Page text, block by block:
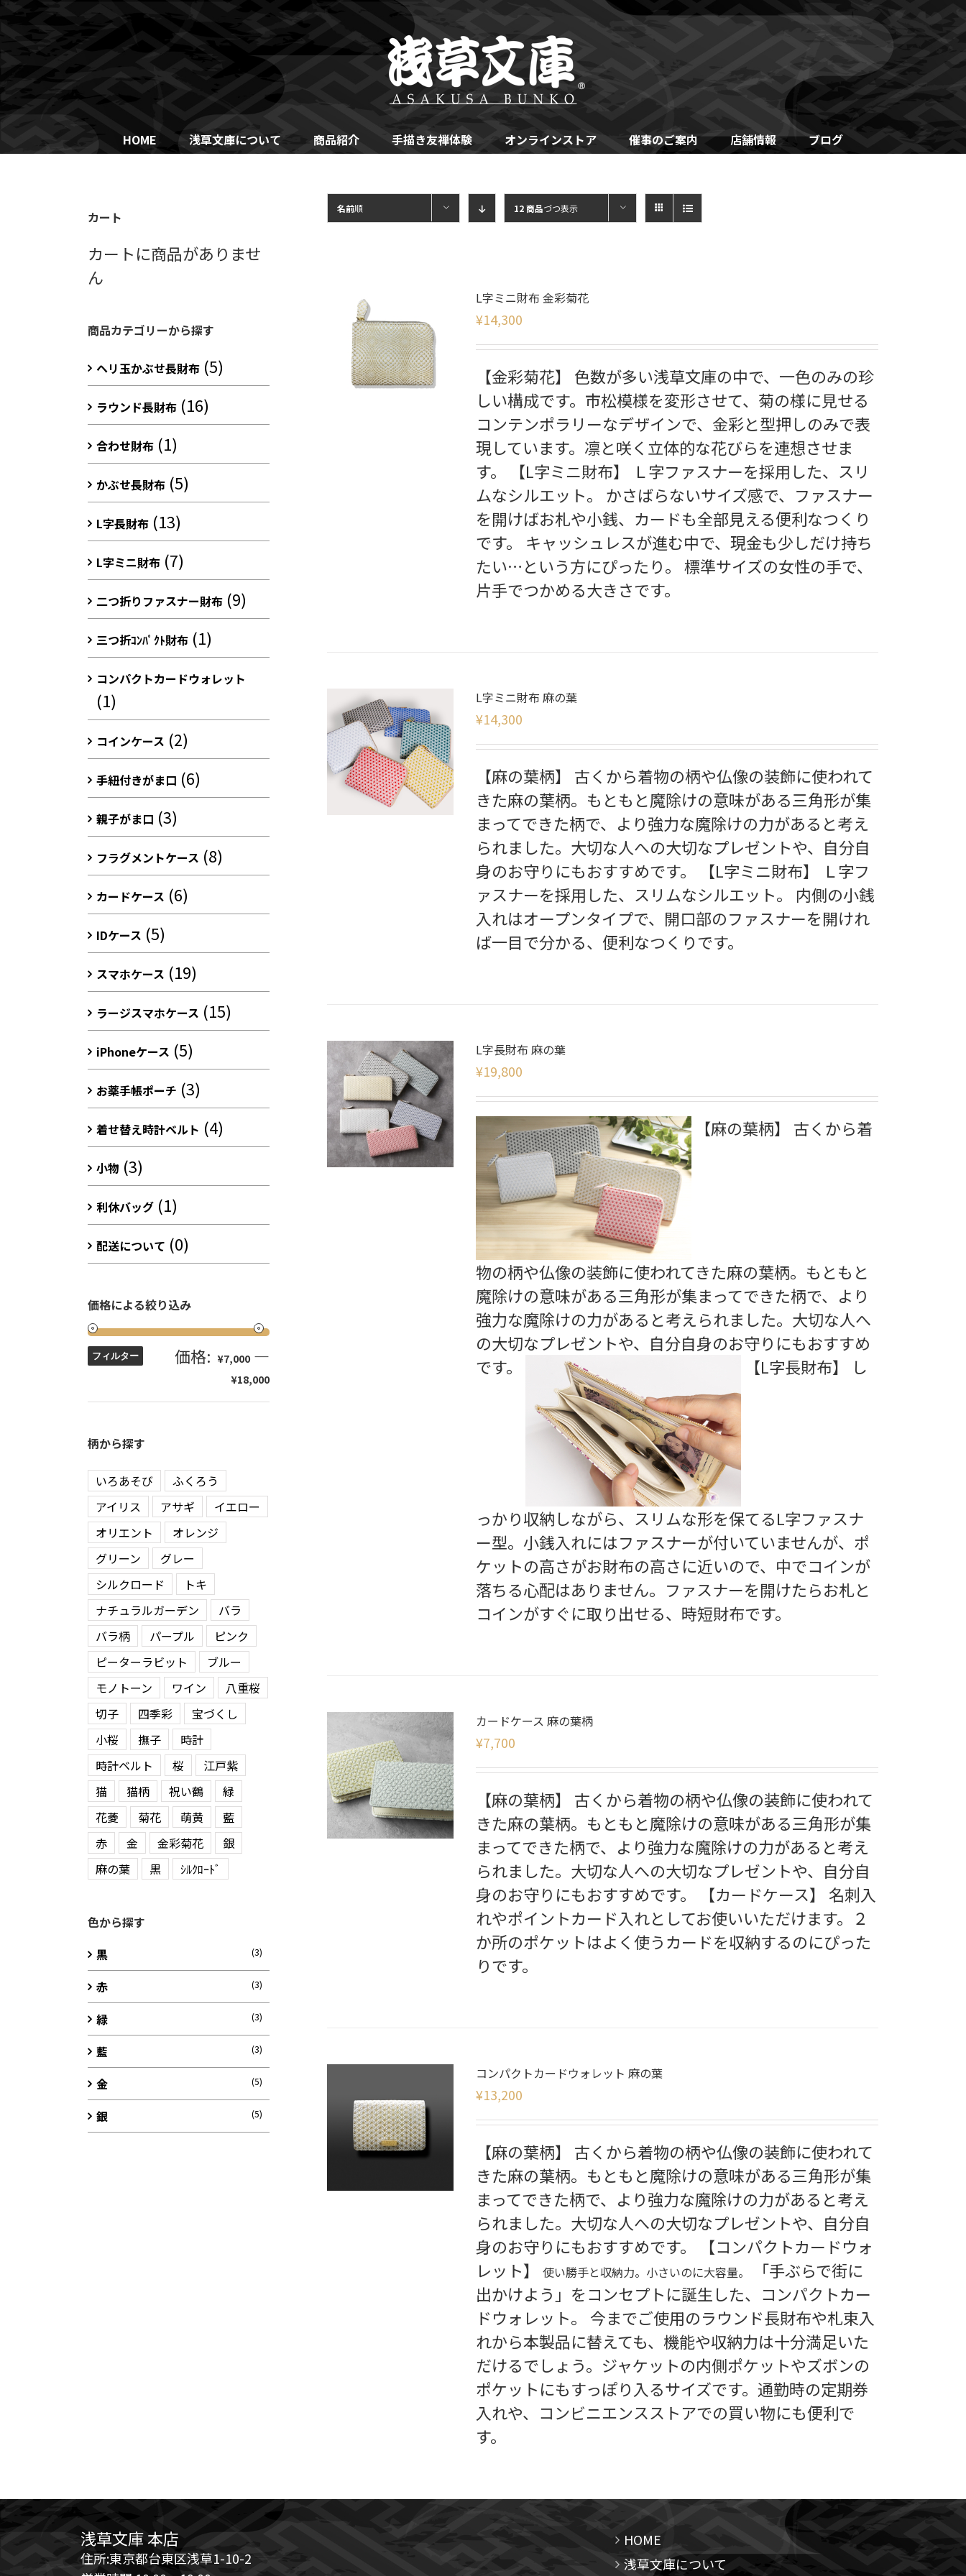
Skip
to
content
HOME 浅草文庫について 商品紹介 手描き友禅体験 オンラインストア 催事のご案内 店舗情報 ブログ
名前順 12 商品づつ表示
L字ミニ財布 金彩菊花
¥14,300
【金彩菊花】 色数が多い浅草文庫の中で、一色のみの珍
しい構成です。市松模様を変形させて、菊の様に見せる
コンテンポラリーなデザインで、金彩と型押しのみで表
現しています。凛と咲く立体的な花びらを連想させま
す。 【L字ミニ財布】 Ｌ字ファスナーを採用した、スリ
ムなシルエット。 かさばらないサイズ感で、ファスナー
を開けばお札や小銭、カードも全部見える便利なつくり
です。 キャッシュレスが進む中で、現金も少しだけ持ち
たい…という方にぴったり。 標準サイズの女性の手で、
片手でつかめる大きさです。
L字ミニ財布 麻の葉
¥14,300
【麻の葉柄】 古くから着物の柄や仏像の装飾に使われて
きた麻の葉柄。もともと魔除けの意味がある三角形が集
まってできた柄で、より強力な魔除けの力があると考え
られました。大切な人への大切なプレゼントや、自分自
身のお守りにもおすすめです。 【L字ミニ財布】 Ｌ字フ
ァスナーを採用した、スリムなシルエット。 内側の小銭
入れはオープンタイプで、開口部のファスナーを開けれ
ば一目で分かる、便利なつくりです。
L字長財布 麻の葉
¥19,800
【麻の葉柄】 古くから着
物の柄や仏像の装飾に使われてきた麻の葉柄。もともと
魔除けの意味がある三角形が集まってできた柄で、より
強力な魔除けの力があると考えられました。大切な人へ
の大切なプレゼントや、自分自身のお守りにもおすすめ
です。
【L字長財布】 し
っかり収納しながら、スリムな形を保てるL字ファスナ
ー型。小銭入れにはファスナーが付いていませんが、ポ
ケットの高さがお財布の高さに近いので、中でコインが
落ちる心配はありません。ファスナーを開けたらお札と
コインがすぐに取り出せる、時短財布です。
カードケース 麻の葉柄
¥7,700
【麻の葉柄】 古くから着物の柄や仏像の装飾に使われて
きた麻の葉柄。もともと魔除けの意味がある三角形が集
まってできた柄で、より強力な魔除けの力があると考え
られました。大切な人への大切なプレゼントや、自分自
身のお守りにもおすすめです。 【カードケース】 名刺入
れやポイントカード入れとしてお使いいただけます。２
か所のポケットはよく使うカードを収納するのにぴった
りです。
コンパクトカードウォレット 麻の葉
¥13,200
【麻の葉柄】 古くから着物の柄や仏像の装飾に使われて
きた麻の葉柄。もともと魔除けの意味がある三角形が集
まってできた柄で、より強力な魔除けの力があると考え
られました。大切な人への大切なプレゼントや、自分自
身のお守りにもおすすめです。 【コンパクトカードウォ
レット】使い勝手と収納力。小さいのに大容量。
「手ぶらで街に
出かけよう」をコンセプトに誕生した、コンパクトカー
ドウォレット。 今までご使用のラウンド長財布や札束入
れから本製品に替えても、機能や収納力は十分満足いた
だけるでしょう。ジャケットの内側ポケットやズボンの
ポケットにもすっぽり入るサイズです。通勤時の定期券
入れや、コンビニエンスストアでの買い物にも便利で
す。
カート
カートに商品がありませ
ん
商品カテゴリーから探す
ヘリ玉かぶせ長財布 (5)
ラウンド長財布 (16)
合わせ財布 (1)
かぶせ長財布 (5)
L字長財布 (13)
L字ミニ財布 (7)
二つ折りファスナー財布 (9)
三つ折ｺﾝﾊﾟｸﾄ財布 (1)
コンパクトカードウォレット
(1)
コインケース (2)
手紐付きがま口 (6)
親子がま口 (3)
フラグメントケース (8)
カードケース (6)
IDケース (5)
スマホケース (19)
ラージスマホケース (15)
iPhoneケース (5)
お薬手帳ポーチ (3)
着せ替え時計ベルト (4)
小物 (3)
利休バッグ (1)
配送について (0)
価格による絞り込み
フィルター 価格: ¥7,000 —
¥18,000
柄から探す
いろあそび
ふくろう
アイリス
アサギ
イエロー
オリエント
オレンジ
グリーン
グレー
シルクロード
トキ
ナチュラルガーデン
バラ
バラ柄
パープル
ピンク
ピーターラビット
ブルー
モノトーン
ワイン
八重桜
切子
四季彩
宝づくし
小桜
撫子
時計
時計ベルト
桜
江戸紫
猫
猫柄 祝い鶴
緑
花菱
菊花 萌黄
藍
赤
金 金彩菊花
銀
麻の葉
黒 ｼﾙｸﾛｰﾄﾞ
色から探す
黒
(3)
赤 (3)
緑 (3)
藍 (3)
金 (5)
銀 (5)
浅草文庫 本店
住所:東京都台東区浅草1-10-2
HOME
浅草文庫について